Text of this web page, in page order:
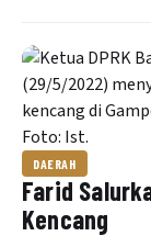
DAERAH
Farid
Kencang